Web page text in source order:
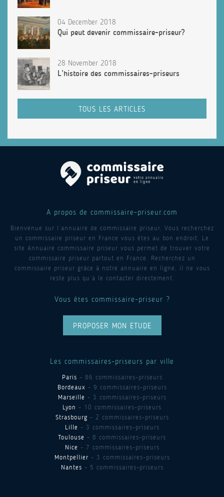
04 December 2018
Qui peut devenir commissaire-priseur?
28 November 2018
L’histoire des commissaires-priseurs
TOUS LES ARTICLES
A propos de commissaire-priseur.com
Bienvenue sur l’annuaire de commissaire priseur. Vous recherchez
un commissaire priseur en France vous êtes au bon endroit. Le
site Annuaire commissaire priseur vous permet de trouver votre
commissaire priseur partout en France. Recherchez un
commissaire priseur grâce à notre annuaire en ligne, il ne vous
reste plus qu’à le contacter directement.
Vous êtes commissaire-priseur ?
PROPOSER MON ETUDE
Les commissaires-priseurs par ville
Paris - 86 commissaires-priseurs
Bordeaux - 9 commissaires-priseurs
Marseille - 3 commissaires-priseurs
Lyon - 10 commissaires-priseurs
Strasbourg - 2 commissaires-priseurs
Lille - 3 commissaires-priseurs
Toulouse - 8 commissaires-priseurs
Nice - 7 commissaires-priseurs
Montpellier - 3 commissaires-priseurs
Nantes - 5 commissaires-priseurs